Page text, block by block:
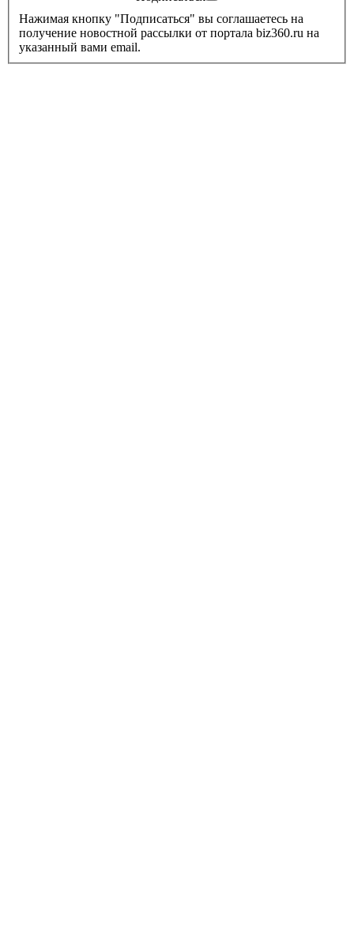
Нажимая кнопку "Подписаться" вы соглашаетесь на
получение новостной рассылки от портала biz360.ru на
указанный вами email.